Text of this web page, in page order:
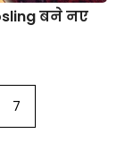
बने नए
7